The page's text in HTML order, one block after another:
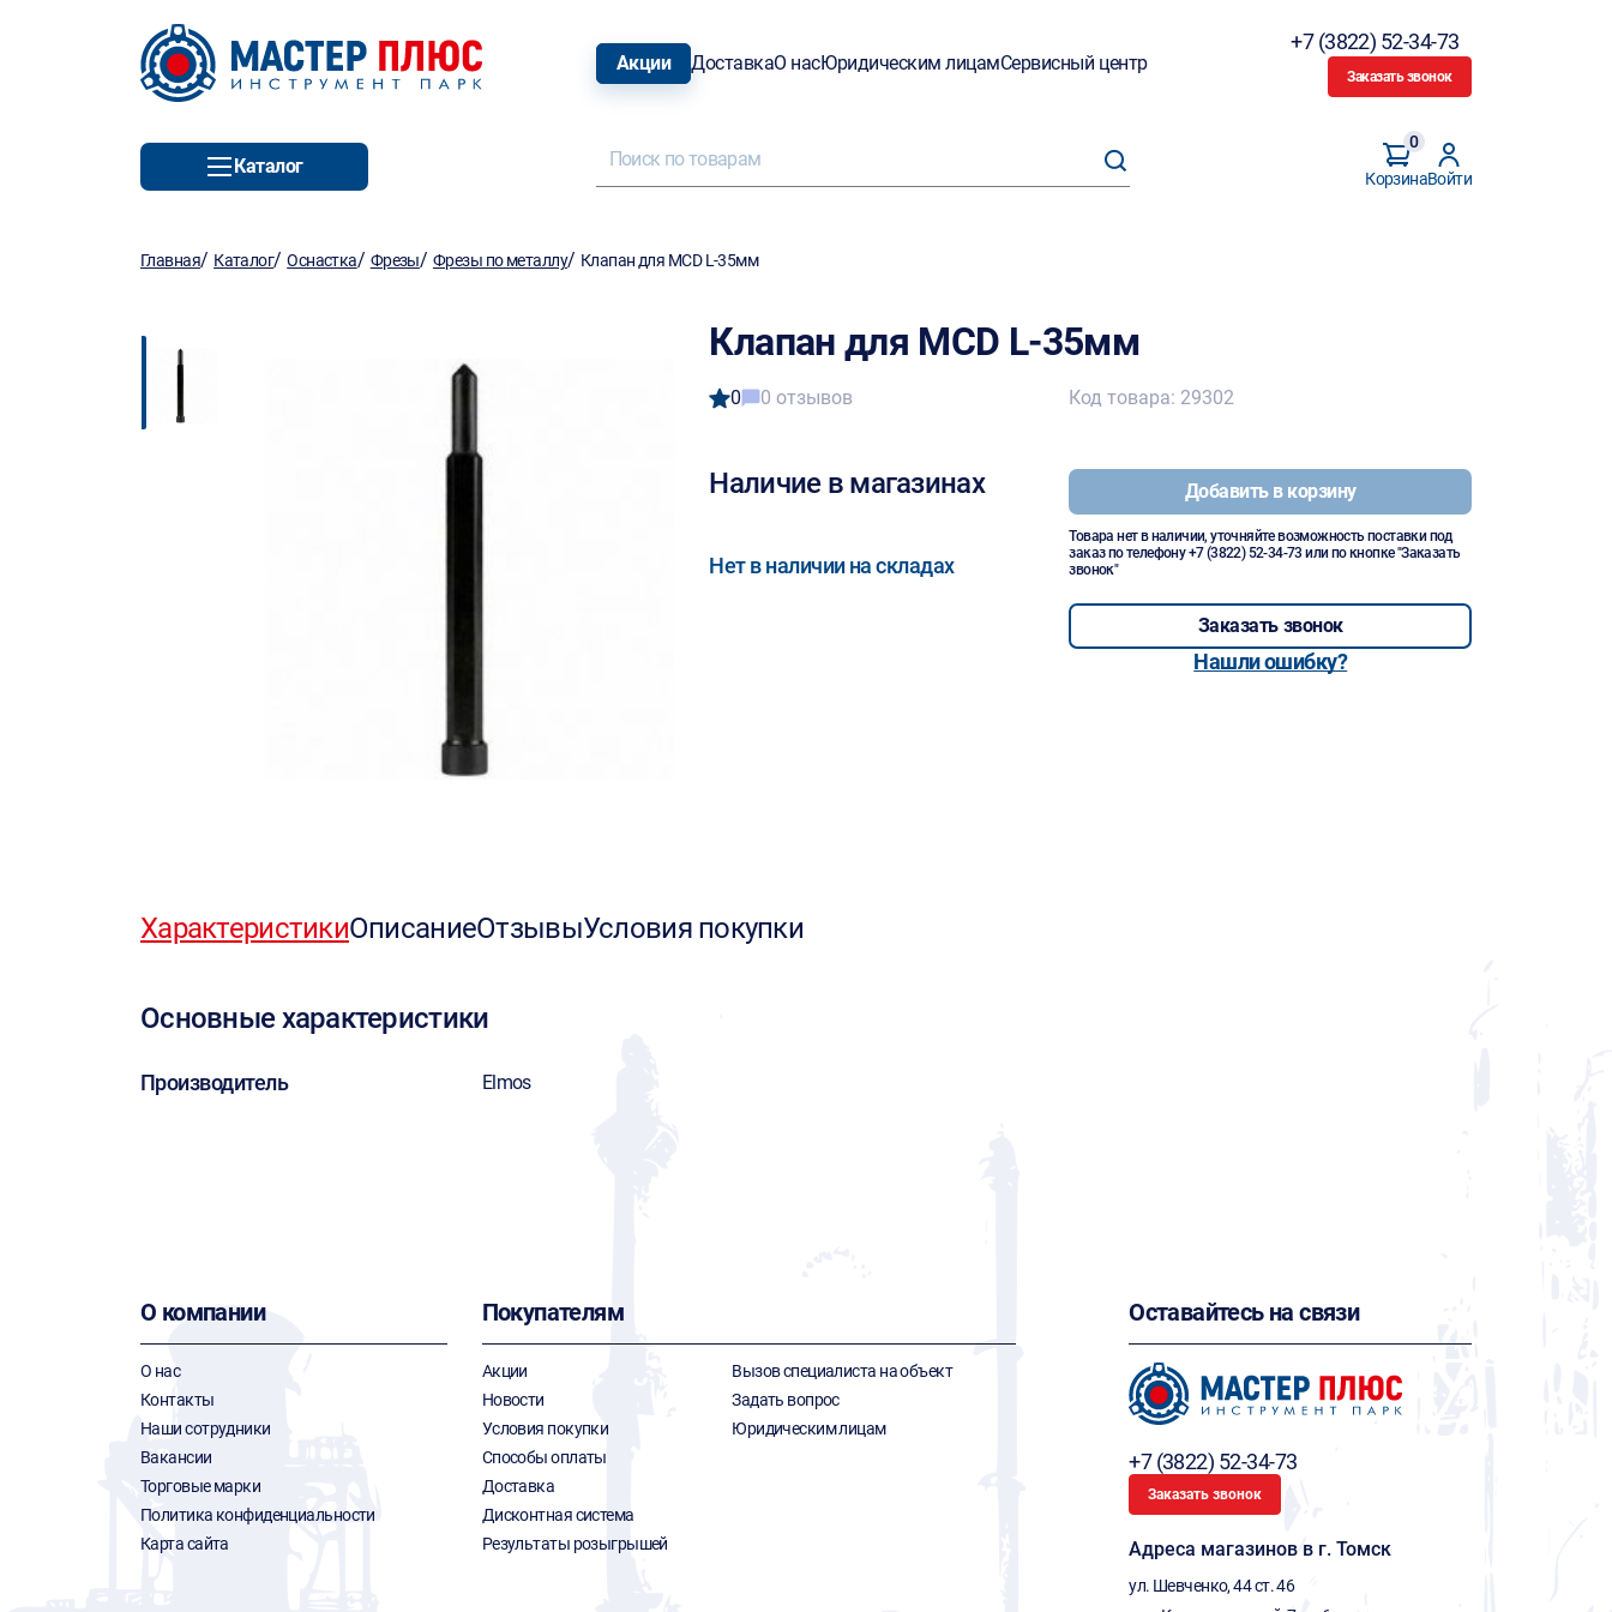
Акции ДоставкаО насЮридическим лицамСервисный центр
+7 (3822) 52-34-73
Заказать звонок
Каталог
Корзина
0
Войти
Главная/ Каталог/Оснастка/ Фрезы/ Фрезы по металлу/ Клапан для MCD L-35мм
Клапан для MCD L-35мм
0 0 отзывов
Наличие в магазинах
Нет в наличии на складах
Код товара: 29302
Добавить в корзину
Товара нет в наличии, уточняйте возможность поставки под
заказ по телефону+7 (3822) 52-34-73 или по кнопке "Заказать
звонок"
Заказать звонок
Нашли ошибку?
ХарактеристикиОписаниеОтзывыУсловия покупки
Основные характеристики
Производитель Elmos
О компании
О нас
Контакты
Наши сотрудники
Вакансии
Торговые марки
Политика конфиденциальности
Карта сайта
Покупателям
Акции
Новости
Условия покупки
Способы оплаты
Доставка
Дисконтная система
Результаты розыгрышей
Вызов специалиста на объект
Задать вопрос
Юридическим лицам
Оставайтесь на связи
+7 (3822) 52-34-73
Заказать звонок
Адреса магазинов в г. Томск
ул. Шевченко, 44 ст. 46